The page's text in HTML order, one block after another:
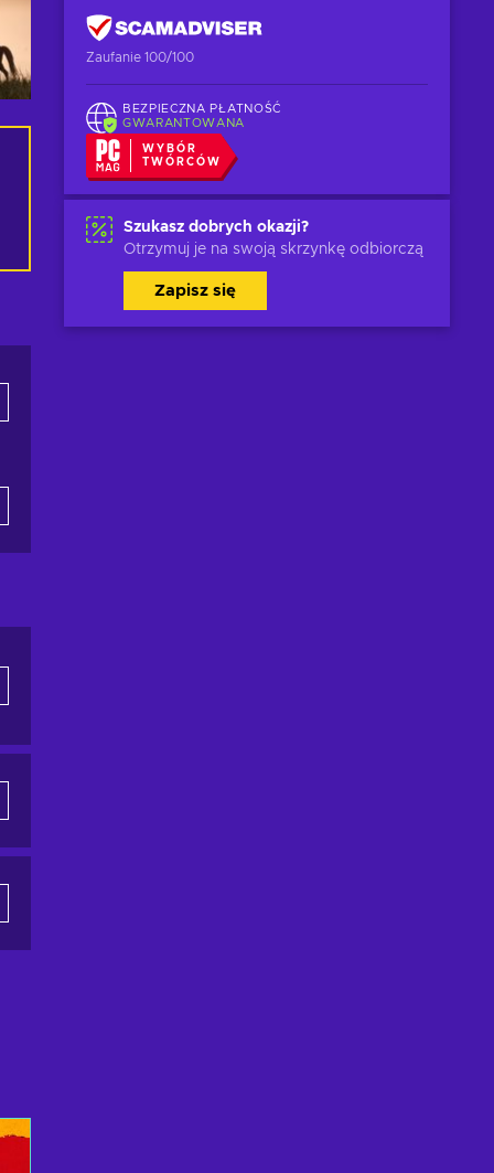
Zaufanie 100/100
BEZPIECZNA PŁATNOŚĆ
GWARANTOWANA
WYBÓR
TWÓRCÓW
Szukasz dobrych okazji?
Otrzymuj je na swoją skrzynkę odbiorczą
Zapisz się